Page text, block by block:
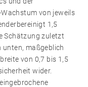
von jeweils
1,5
Schätzung zuletzt
maßgeblich
von 0,7 bis 1,5
wider.